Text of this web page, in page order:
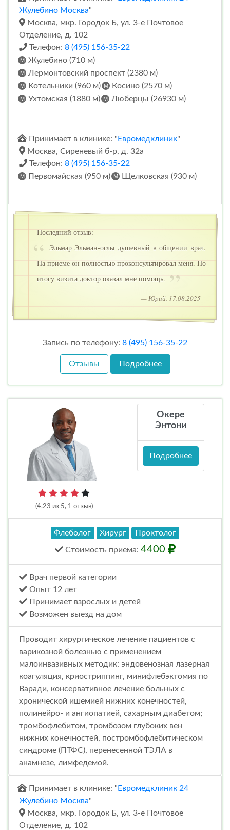
Жулебино Москва"
Москва, мкр. Городок Б, ул. 3-е Почтовое
Отделение, д. 102
Телефон: 8 (495) 156-35-22
Жулебино (710 м)
Лермонтовский проспект (2380 м)
Котельники (960 м)
Косино (2570 м)
Ухтомская (1880 м)
Люберцы (26930 м)
Принимает в клинике: " Евромедклиник"
Москва, Сиреневый б-р, д. 32а
Телефон: 8 (495) 156-35-22
Первомайская (950 м)
Щелковская (930 м)
Последний отзыв:
Эльмар Эльман-оглы душевный в общении врач.
На приеме он полностью проконсультировал меня. По
итогу визита доктор оказал мне помощь.
— Юрий, 17.08.2025
Запись по телефону: 8 (495) 156-35-22
Отзывы Подробнее
(4.23 из 5, 1 отзыв)
Окере
Энтони
Подробнее
Флеболог Хирург Проктолог
Стоимость приема: 4400
Врач первой категории
Опыт 12 лет
Принимает взрослых и детей
Возможен выезд на дом
Проводит хирургическое лечение пациентов с
варикозной болезнью с применением
малоинвазивных методик: эндовенозная лазерная
коагуляция, криостриппинг, минифлебэктомия по
Варади, консервативное лечение больных с
хронической ишемией нижних конечностей,
полинейро- и ангиопатией, сахарным диабетом;
тромбофлебитом, тромбозом глубоких вен
нижних конечностей, постромбофлебитическом
синдроме (ПТФС), перенесенной ТЭЛА в
анамнезе, лимфедемой.
Принимает в клинике: "Евромедклиник 24
Жулебино Москва"
Москва, мкр. Городок Б, ул. 3-е Почтовое
Отделение, д. 102